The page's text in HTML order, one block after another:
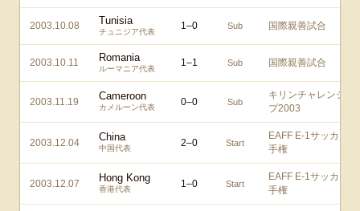
2003.10.08 Tunisia
チュニジア代表
1–0 Sub 国際親善試合
2003.10.11 Romania
ルーマニア代表
1–1 Sub 国際親善試合
2003.11.19 Cameroon
カメルーン代表 0–0 Sub
キリンチャレンジカ
プ2003
2003.12.04 China
中国代表 2–0 Start
EAFF E-1サッカー選
手権
2003.12.07 Hong Kong
香港代表 1–0 Start
EAFF E-1サッカー選
手権